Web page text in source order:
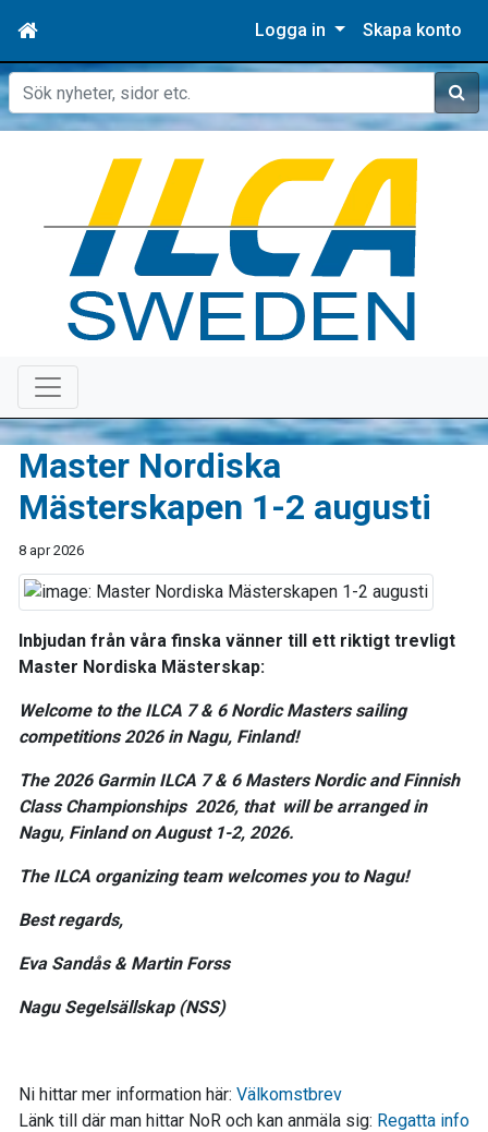
Logga in Skapa konto
Sök
Master Nordiska
Mästerskapen 1-2 augusti
8 apr 2026
Inbjudan från våra finska vänner till ett riktigt trevligt
Master Nordiska Mästerskap:
Welcome to the ILCA 7 & 6 Nordic Masters sailing
competitions 2026 in Nagu, Finland!
The 2026 Garmin ILCA 7 & 6 Masters Nordic and Finnish
Class Championships 2026, that will be arranged in
Nagu, Finland on August 1-2, 2026.
The ILCA organizing team welcomes you to Nagu!
Best regards,
Eva Sandås & Martin Forss
Nagu Segelsällskap (NSS)
Ni hittar mer information här: Välkomstbrev
Länk till där man hittar NoR och kan anmäla sig: Regatta info